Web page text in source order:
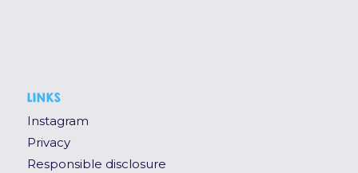
LINKS
Instagram
Privacy
Responsible disclosure